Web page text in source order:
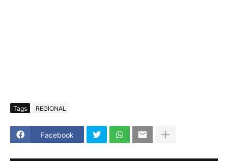
Tags REGIONAL
Facebook